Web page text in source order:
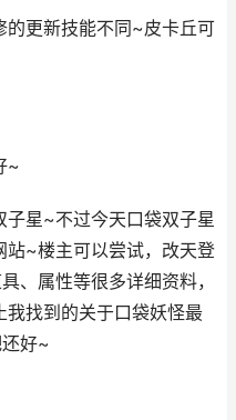
的更新技能不同~皮卡丘可
~
星~不过今天口袋双子星
站~楼主可以尝试，改天登
、属性等很多详细资料，
找到的关于口袋妖怪最
好~